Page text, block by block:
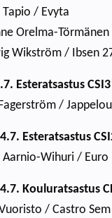
Tapio / Evyta
Orelma-
Wikström / Ibsen
Esteratsastus
/
Esteratsastus
Aarnio-Wihuri / Euro
Kouluratsastus
/ Castro Sem